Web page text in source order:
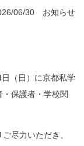
06/30 お知らせ
（日）に京都私学
保護者・学校関
尽力いただき、